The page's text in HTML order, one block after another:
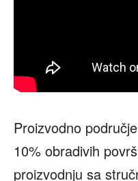
Proizvodno
10% obradivih
proizvodnju sa